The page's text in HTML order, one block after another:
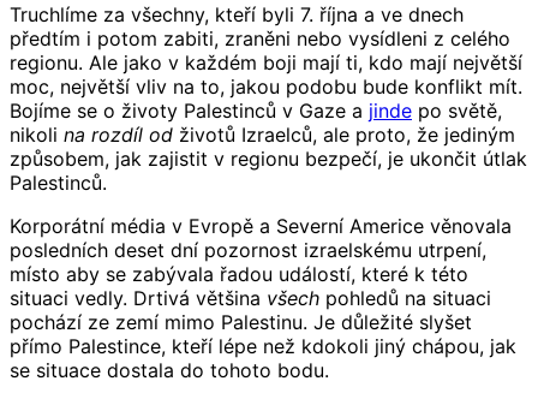
Truchlíme za všechny, kteří byli 7. října a ve dnech
předtím i potom zabiti, zraněni nebo vysídleni z celého
regionu. Ale jako v každém boji mají ti, kdo mají největší
moc, největší vliv na to, jakou podobu bude konflikt mít.
Bojíme se o životy Palestinců v Gaze a jinde po světě,
nikoli na rozdíl od životů Izraelců, ale proto, že jediným
způsobem, jak zajistit v regionu bezpečí, je ukončit útlak
Palestinců.
Korporátní média v Evropě a Severní Americe věnovala
posledních deset dní pozornost izraelskému utrpení,
místo aby se zabývala řadou událostí, které k této
situaci vedly. Drtivá většina všech pohledů na situaci
pochází ze zemí mimo Palestinu. Je důležité slyšet
přímo Palestince, kteří lépe než kdokoli jiný chápou, jak
se situace dostala do tohoto bodu.